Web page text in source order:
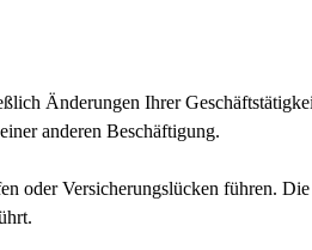
Änderungen Ihrer
anderen Beschäftigung.
oder Versicherungslücken führen.